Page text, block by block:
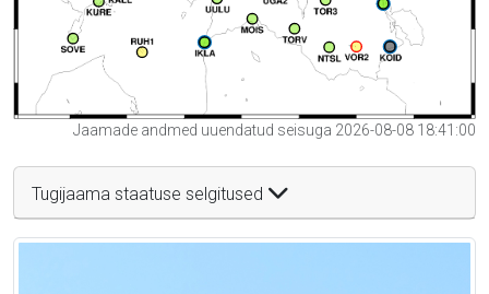
Jaamade andmed uuendatud seisuga 2026-08-08 18:41:00
Tugijaama staatuse selgitused